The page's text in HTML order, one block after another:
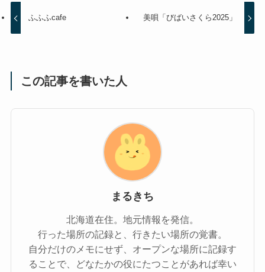
ふふふcafe 美唄「びばいさくら2025」
この記事を書いた人
まるきち
北海道在住。地元情報を発信。
行った場所の記録と、行きたい場所の覚書。
自分だけのメモにせず、オープンな場所に記録す
ることで、どなたかの役にたつことがあれば幸い